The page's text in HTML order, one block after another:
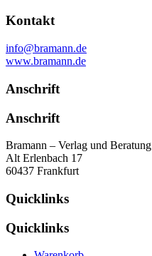
Kontakt
info@bramann.de
www.bramann.de
Anschrift
Anschrift
Bramann – Verlag und Beratung
Alt Erlenbach 17
60437 Frankfurt
Quicklinks
Quicklinks